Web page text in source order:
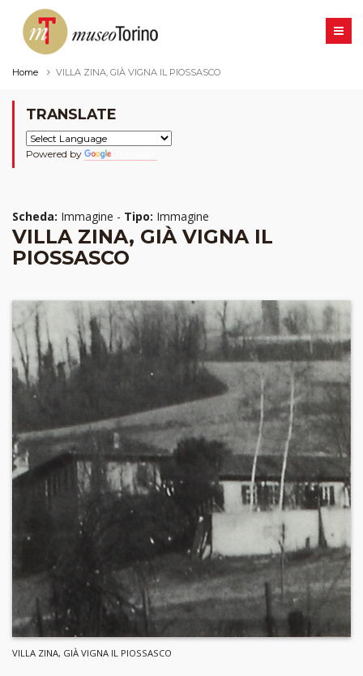
Home VILLA ZINA, GIÀ VIGNA IL PIOSSASCO
TRANSLATE
Powered by
Scheda: Immagine - Tipo: Immagine
VILLA ZINA, GIÀ VIGNA IL
PIOSSASCO
VILLA ZINA, GIÀ VIGNA IL PIOSSASCO